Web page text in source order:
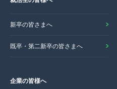
新卒の皆さまへ
既卒・第二新卒の皆さまへ
企業の皆様へ